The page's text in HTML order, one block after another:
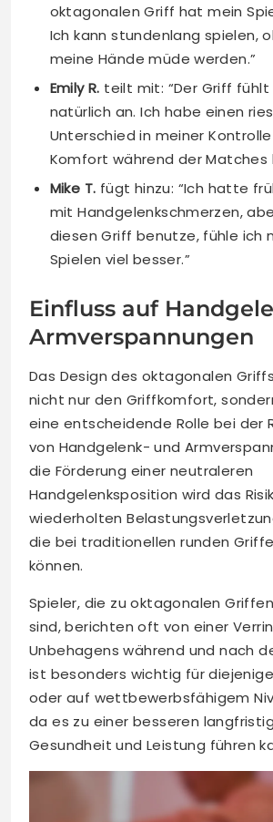
oktagonalen Griff hat mein
Ich kann stundenlang spielen,
meine Hände müde werden.”
Emily R. teilt mit: “Der Griff fühlt
natürlich an. Ich habe einen
Unterschied in meiner
Komfort während der Matches
Mike T. fügt hinzu: “Ich hatte
mit Handgelenkschmerzen,
diesen Griff benutze, fühle ich
Spielen viel besser.”
Einfluss auf
Armverspannungen
Das Design des oktagonalen
nicht nur den Griffkomfort,
eine entscheidende Rolle bei der
von Handgelenk- und
die Förderung einer neutraleren
Handgelenksposition wird das
wiederholten
die bei traditionellen runden
können.
Spieler, die zu oktagonalen
sind, berichten oft von einer
Unbehagens während und nach
ist besonders wichtig für
oder auf wettbewerbsfähigem
da es zu einer besseren
Gesundheit und Leistung führen